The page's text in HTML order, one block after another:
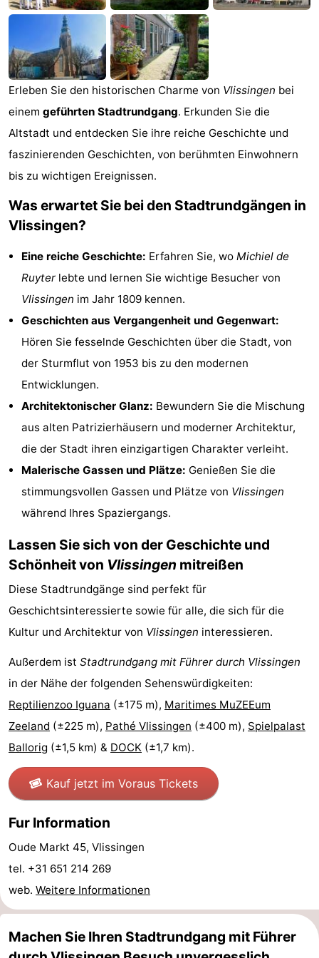
Sehen
&
tun
-
Museen
-
Denkmäler
-
Mühlen
-
Leuchtturme
-
Aussichtspunkte
Attraktionen
Spielplätze
Indoor-
Spielplätze
Bowling
Minigolfplätze
Wellness-
Zentren
Dörfer
Städte
Natur
Führungen
Sport
Schwimmbader
-
Radfahren
-
Wandern
-
Reiten
-
Reitschulen
Golfplatze
-
Sportangeln
Mondriaan
Toorop
Essen
und
trinken
Veranstaltungen
Ringstechen
Praktisch
Forum
Erleben Sie den historischen Charme von Vlissingen bei
einem geführten Stadtrundgang. Erkunden Sie die
Altstadt und entdecken Sie ihre reiche Geschichte und
faszinierenden Geschichten, von berühmten Einwohnern
bis zu wichtigen Ereignissen.
Was erwartet Sie bei den Stadtrundgängen in
Vlissingen?
Eine reiche Geschichte: Erfahren Sie, wo Michiel de
Ruyter lebte und lernen Sie wichtige Besucher von
Vlissingen im Jahr 1809 kennen.
Geschichten aus Vergangenheit und Gegenwart:
Hören Sie fesselnde Geschichten über die Stadt, von
der Sturmflut von 1953 bis zu den modernen
Entwicklungen.
Architektonischer Glanz: Bewundern Sie die Mischung
aus alten Patrizierhäusern und moderner Architektur,
die der Stadt ihren einzigartigen Charakter verleiht.
Malerische Gassen und Plätze: Genießen Sie die
stimmungsvollen Gassen und Plätze von Vlissingen
während Ihres Spaziergangs.
Lassen Sie sich von der Geschichte und
Schönheit von Vlissingen mitreißen
Diese Stadtrundgänge sind perfekt für
Geschichtsinteressierte sowie für alle, die sich für die
Kultur und Architektur von Vlissingen interessieren.
Außerdem ist Stadtrundgang mit Führer durch Vlissingen
in der Nähe der folgenden Sehenswürdigkeiten:
Reptilienzoo Iguana (±175 m), Maritimes MuZEEum
Zeeland (±225 m), Pathé Vlissingen (±400 m), Spielpalast
Ballorig (±1,5 km) & DOCK (±1,7 km).
Kauf jetzt im Voraus Tickets
Fur Information
Oude Markt 45, Vlissingen
tel. +31 651 214 269
web. Weitere Informationen
Machen Sie Ihren Stadtrundgang mit Führer